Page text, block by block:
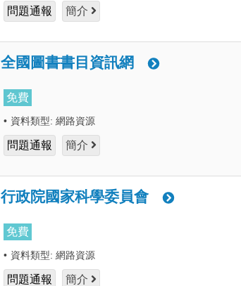
問題通報 簡介
全國圖書書目資訊網
免費
• 資料類型: 網路資源
問題通報 簡介
行政院國家科學委員會
免費
• 資料類型: 網路資源
問題通報 簡介